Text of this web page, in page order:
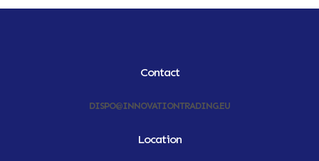
Contact
DISPO@INNOVATIONTRADING.EU
Location